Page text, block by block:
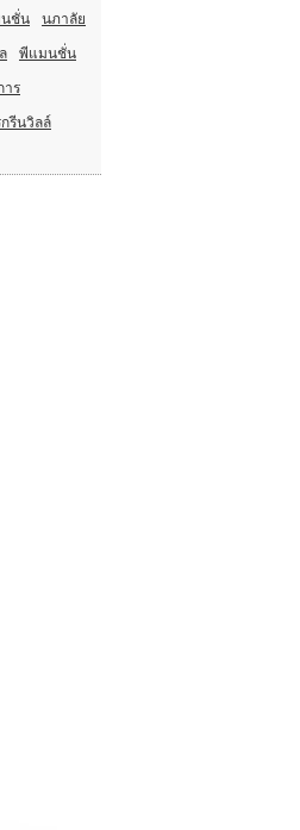
ชั่น นภาลัย
พีแมนชั่น
าร
รีนวิลล์